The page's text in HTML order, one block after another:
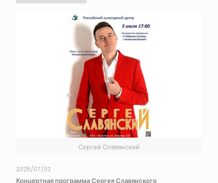
Сергей Славянский
2025/07/02
Концертная программа Сергея Славянского